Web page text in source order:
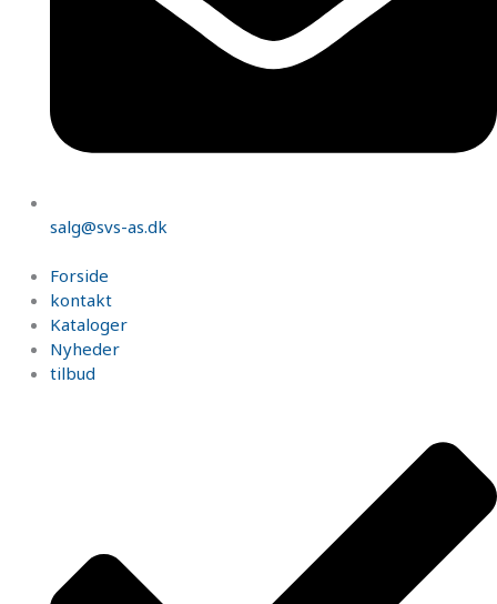
salg@svs-as.dk
Forside
kontakt
Kataloger
Nyheder
tilbud